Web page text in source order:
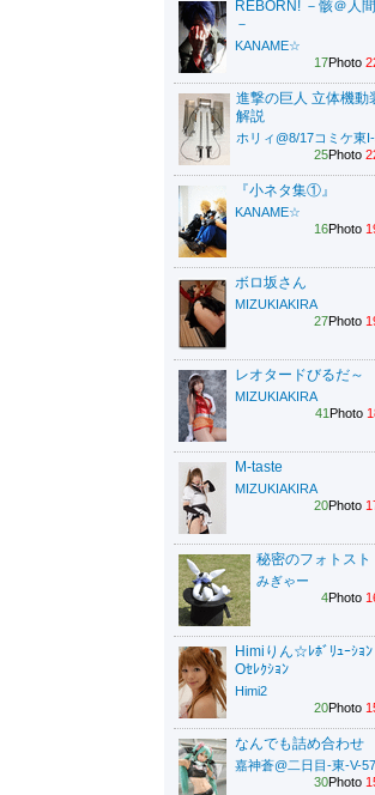
REBORN! －骸＠人
－
KANAME☆
17Photo
進撃の巨人 立体機動
解説
ホリィ@8/17コミケ東
25Photo
『小ネタ集①』
KANAME☆
16Photo
ボロ坂さん
MIZUKIAKIRA
27Photo
レオタードびるだ～
MIZUKIAKIRA
41Photo
M-taste
MIZUKIAKIRA
20Photo
秘密のフォトスト
みぎゃー
4Photo
Himiりん☆ﾚﾎﾞﾘｭｰｼ
Oｾﾚｸｼｮﾝ
Himi2
20Photo
なんでも詰め合わせ
嘉神蒼@二日目-東-V-
30Photo